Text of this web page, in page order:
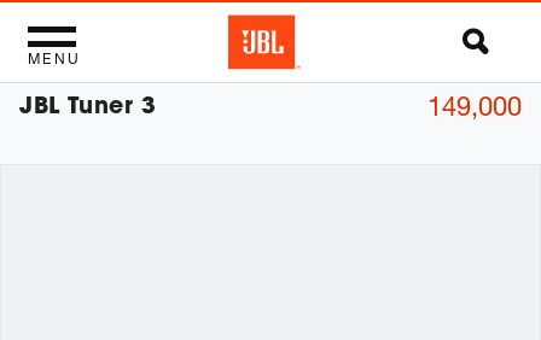
MENU
JBL Tuner 3 149,000